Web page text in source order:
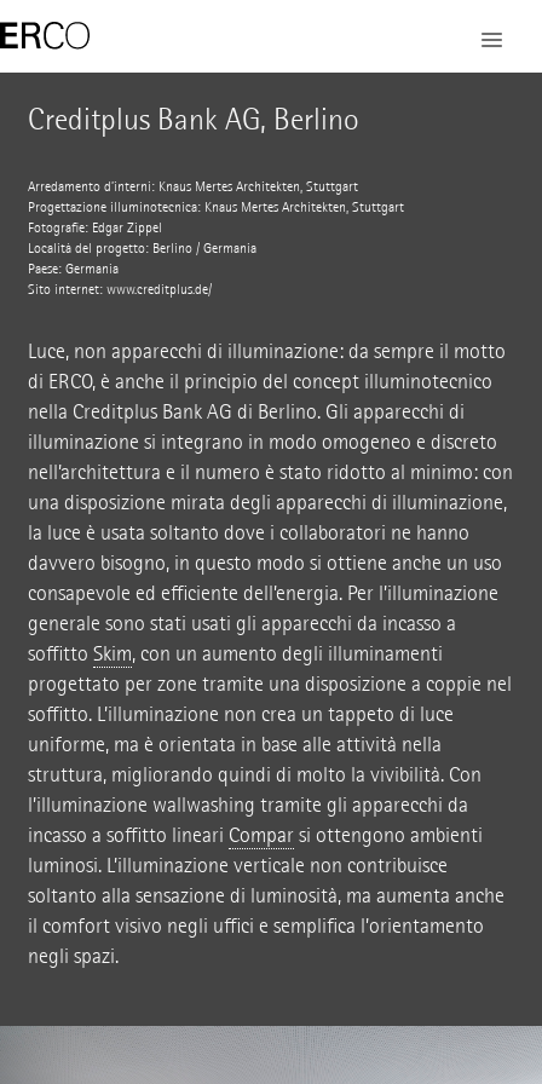
Creditplus Bank AG, Berlino
Arredamento d’interni: Knaus Mertes Architekten, Stuttgart
Progettazione illuminotecnica: Knaus Mertes Architekten, Stuttgart
Fotografie: Edgar Zippel
Località del progetto: Berlino / Germania
Paese: Germania
Sito internet: www.creditplus.de/
Luce, non apparecchi di illuminazione: da sempre il motto
di ERCO, è anche il principio del concept illuminotecnico
nella Creditplus Bank AG di Berlino. Gli apparecchi di
illuminazione si integrano in modo omogeneo e discreto
nell’architettura e il numero è stato ridotto al minimo: con
una disposizione mirata degli apparecchi di illuminazione,
la luce è usata soltanto dove i collaboratori ne hanno
davvero bisogno, in questo modo si ottiene anche un uso
consapevole ed efficiente dell’energia. Per l’illuminazione
generale sono stati usati gli apparecchi da incasso a
soffitto Skim, con un aumento degli illuminamenti
progettato per zone tramite una disposizione a coppie nel
soffitto. L’illuminazione non crea un tappeto di luce
uniforme, ma è orientata in base alle attività nella
struttura, migliorando quindi di molto la vivibilità. Con
l’illuminazione wallwashing tramite gli apparecchi da
incasso a soffitto lineari Comparsi ottengono ambienti
luminosi. L’illuminazione verticale non contribuisce
soltanto alla sensazione di luminosità, ma aumenta anche
il comfort visivo negli uffici e semplifica l’orientamento
negli spazi.